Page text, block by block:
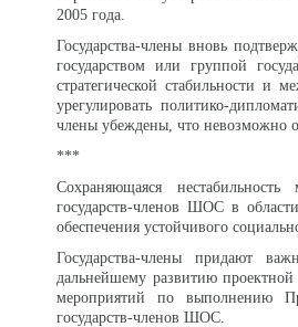
2005 года.
Государства-члены вновь
государством или группой
стратегической стабильности и
урегулировать политико-
члены убеждены, что невозможно
***
Сохраняющаяся
государств-членов ШОС в
обеспечения устойчивого
Государства-члены придают
дальнейшему развитию
мероприятий по выполнению
государств-членов ШОС.